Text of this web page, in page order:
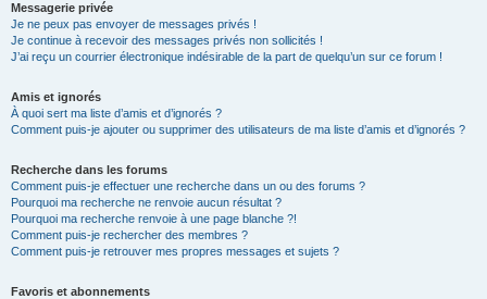
Messagerie privée
Je ne peux pas envoyer de messages privés !
Je continue à recevoir des messages privés non sollicités !
J’ai reçu un courrier électronique indésirable de la part de quelqu’un sur ce forum !
Amis et ignorés
À quoi sert ma liste d’amis et d’ignorés ?
Comment puis-je ajouter ou supprimer des utilisateurs de ma liste d’amis et d’ignorés ?
Recherche dans les forums
Comment puis-je effectuer une recherche dans un ou des forums ?
Pourquoi ma recherche ne renvoie aucun résultat ?
Pourquoi ma recherche renvoie à une page blanche ?!
Comment puis-je rechercher des membres ?
Comment puis-je retrouver mes propres messages et sujets ?
Favoris et abonnements